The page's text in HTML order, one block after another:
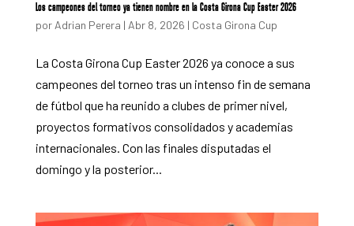
Los campeones del torneo ya tienen nombre en la Costa Girona Cup Easter 2026
por Adrian Perera | Abr 8, 2026 | Costa Girona Cup
La Costa Girona Cup Easter 2026 ya conoce a sus
campeones del torneo tras un intenso fin de semana
de fútbol que ha reunido a clubes de primer nivel,
proyectos formativos consolidados y academias
internacionales. Con las finales disputadas el
domingo y la posterior...